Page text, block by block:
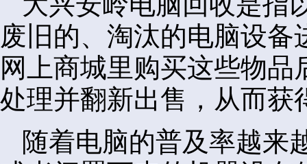
废旧的、淘汰的电脑设
网上商城里购买这些物
处理并翻新出售，从而获
随着电脑的普及率越来